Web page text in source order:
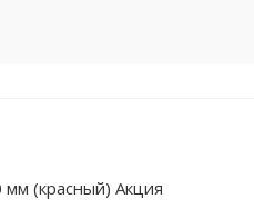
мм (красный) Акция